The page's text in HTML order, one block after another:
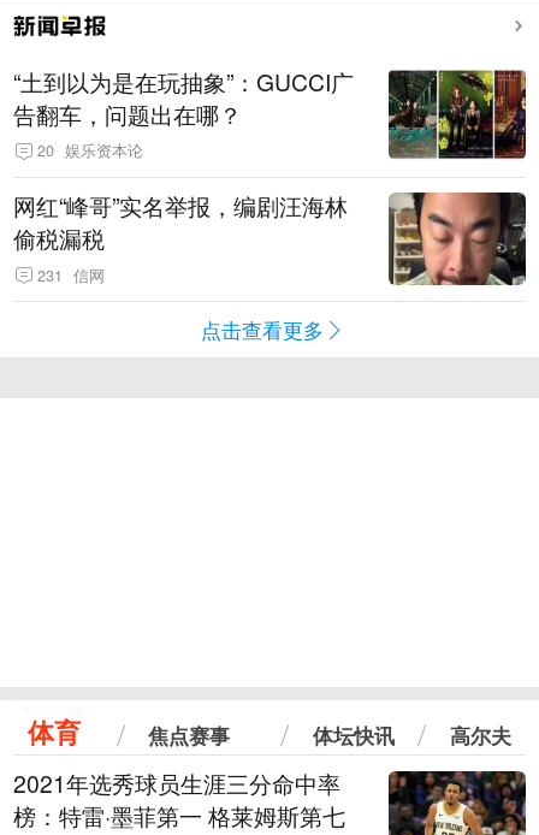
“土到以为是在玩抽象”：GUCCI广
告翻车，问题出在哪？
20 娱乐资本论
网红“峰哥”实名举报，编剧汪海林
偷税漏税
231 信网
点击查看更多
体育 焦点赛事 体坛快讯 高尔夫
2021年选秀球员生涯三分命中率
榜：特雷·墨菲第一 格莱姆斯第七